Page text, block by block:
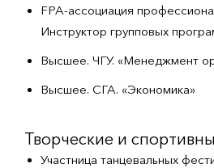
FPA-ассоциация
Инструктор групповых
Высшее. ЧГУ. «Менеджмент
Высшее. СГА. «Экономика»
Творческие и
Участница танцевальных